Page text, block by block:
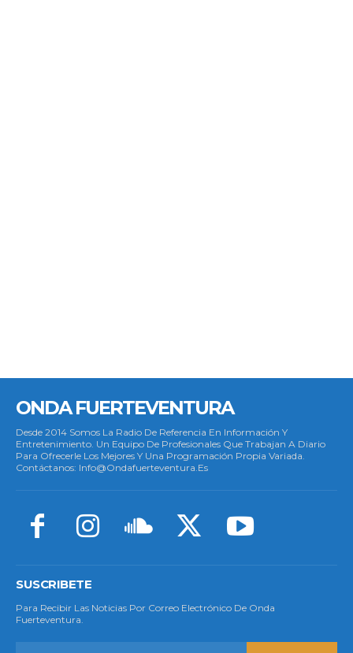
ONDA FUERTEVENTURA
Desde 2014 Somos La Radio De Referencia En Información Y
Entretenimiento. Un Equipo De Profesionales Que Trabajan A Diario
Para Ofrecerle Los Mejores Y Una Programación Propia Variada.
Contáctanos: Info@ondafuerteventura.es
SUSCRIBETE
Para Recibir Las Noticias Por Correo Electrónico De Onda
Fuerteventura.